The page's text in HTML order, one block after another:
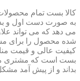
کالا بست تمام
به صورت دست اول و
می دهد که می تواند
شده محصول را برای
کیفیت عالی و قیمت
بست است که مشتری می
بداند و از پیش آمد